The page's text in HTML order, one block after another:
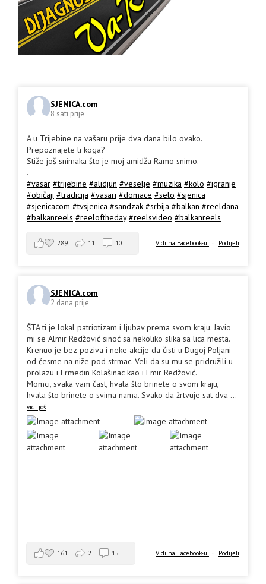
SJENICA.com
8 sati prije
A u Trijebine na vašaru prije dva dana bilo ovako.
Prepoznajete li koga?
Stiže još snimaka što je moj amidža Ramo snimo.
.
#vasar #trijebine #alidjun #veselje #muzika #kolo #igranje
#običaji #tradicija #vasari #domace #selo #sjenica
#sjenicacom #tvsjenica #sandzak #srbija #balkan #reeldana
#balkanreels #reeloftheday #reelsvideo #balkanreels
Vidi na Facebook-u · Podijeli
289 11 10
SJENICA.com
2 dana prije
ŠTA ti je lokal patriotizam i ljubav prema svom kraju. Javio
mi se Almir Redžović sinoć sa nekoliko slika sa lica mesta.
Krenuo je bez poziva i neke akcije da čisti u Dugoj Poljani
od česme na niže pod strmac. Veli da su mu se pridružili u
prolazu i Ermedin Kolašinac kao i Emir Redžović.
Momci, svaka vam čast, hvala što brinete o svom kraju,
hvala što brinete o svima nama. Svako da žrtvuje sat dva ...
vidi još
Vidi na Facebook-u · Podijeli
161 2 15